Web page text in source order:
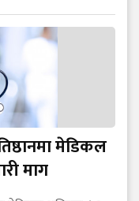
मेडिकल
माग